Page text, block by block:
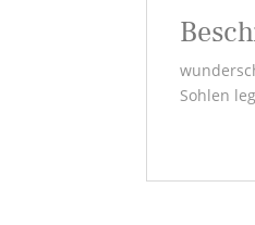
Sohlen